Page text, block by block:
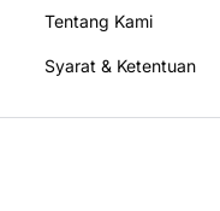
Tentang Kami
Syarat & Ketentuan